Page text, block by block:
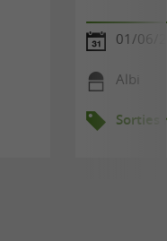
01/06/
Albi
Sorties